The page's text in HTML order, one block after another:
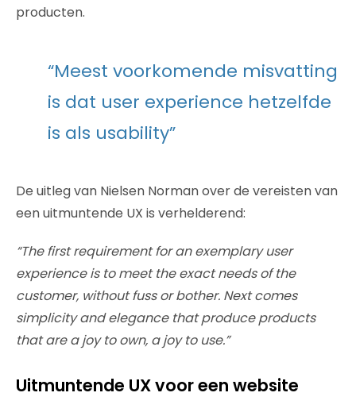
producten.
“Meest voorkomende misvatting
is dat user experience hetzelfde
is als usability”
De uitleg van Nielsen Norman over de vereisten van
een uitmuntende UX is verhelderend:
“The first requirement for an exemplary user
experience is to meet the exact needs of the
customer, without fuss or bother. Next comes
simplicity and elegance that produce products
that are a joy to own, a joy to use.”
Uitmuntende UX voor een website